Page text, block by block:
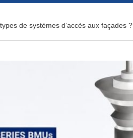
de systèmes d’accès aux façades ?